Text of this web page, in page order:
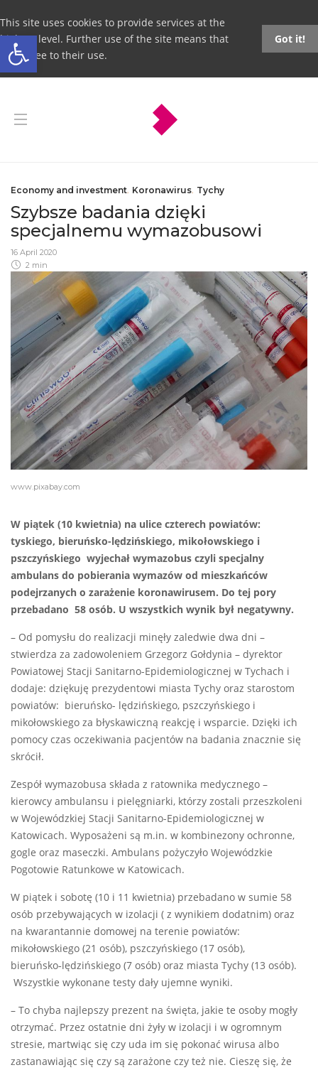
Open toolbar
This site uses cookies to provide services at the
highest level. Further use of the site means that
you agree to their use.
Got it!
Economy and investment, Koronawirus, Tychy
Szybsze badania dzięki
specjalnemu wymazobusowi
16 April 2020
2 min
www.pixabay.com
W piątek (10 kwietnia) na ulice czterech powiatów:
tyskiego, bieruńsko-lędzińskiego, mikołowskiego i
pszczyńskiego wyjechał wymazobus czyli specjalny
ambulans do pobierania wymazów od mieszkańców
podejrzanych o zarażenie koronawirusem. Do tej pory
przebadano 58 osób. U wszystkich wynik był negatywny.
– Od pomysłu do realizacji minęły zaledwie dwa dni –
stwierdza za zadowoleniem Grzegorz Gołdynia – dyrektor
Powiatowej Stacji Sanitarno-Epidemiologicznej w Tychach i
dodaje: dziękuję prezydentowi miasta Tychy oraz starostom
powiatów: bieruńsko- lędzińskiego, pszczyńskiego i
mikołowskiego za błyskawiczną reakcję i wsparcie. Dzięki ich
pomocy czas oczekiwania pacjentów na badania znacznie się
skrócił.
Zespół wymazobusa składa z ratownika medycznego –
kierowcy ambulansu i pielęgniarki, którzy zostali przeszkoleni
w Wojewódzkiej Stacji Sanitarno-Epidemiologicznej w
Katowicach. Wyposażeni są m.in. w kombinezony ochronne,
gogle oraz maseczki. Ambulans pożyczyło Wojewódzkie
Pogotowie Ratunkowe w Katowicach.
W piątek i sobotę (10 i 11 kwietnia) przebadano w sumie 58
osób przebywających w izolacji ( z wynikiem dodatnim) oraz
na kwarantannie domowej na terenie powiatów:
mikołowskiego (21 osób), pszczyńskiego (17 osób),
bieruńsko‑lędzińskiego (7 osób) oraz miasta Tychy (13 osób).
Wszystkie wykonane testy dały ujemne wyniki.
– To chyba najlepszy prezent na święta, jakie te osoby mogły
otrzymać. Przez ostatnie dni żyły w izolacji i w ogromnym
stresie, martwiąc się czy uda im się pokonać wirusa albo
zastanawiając się czy są zarażone czy też nie. Cieszę się, że